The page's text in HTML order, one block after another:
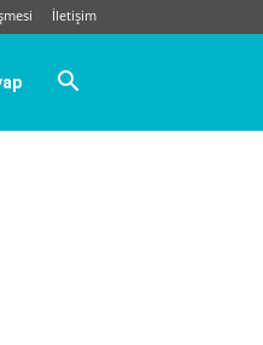
İletişim